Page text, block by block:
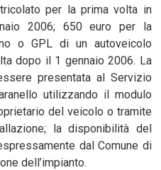
per la prima volta in
2006; 650 euro per la
o GPL di un autoveicolo
dopo il 1 gennaio 2006. La
presentata al Servizio
utilizzando il modulo
del veicolo o tramite
la disponibilità del
dal Comune di
dell’impianto.